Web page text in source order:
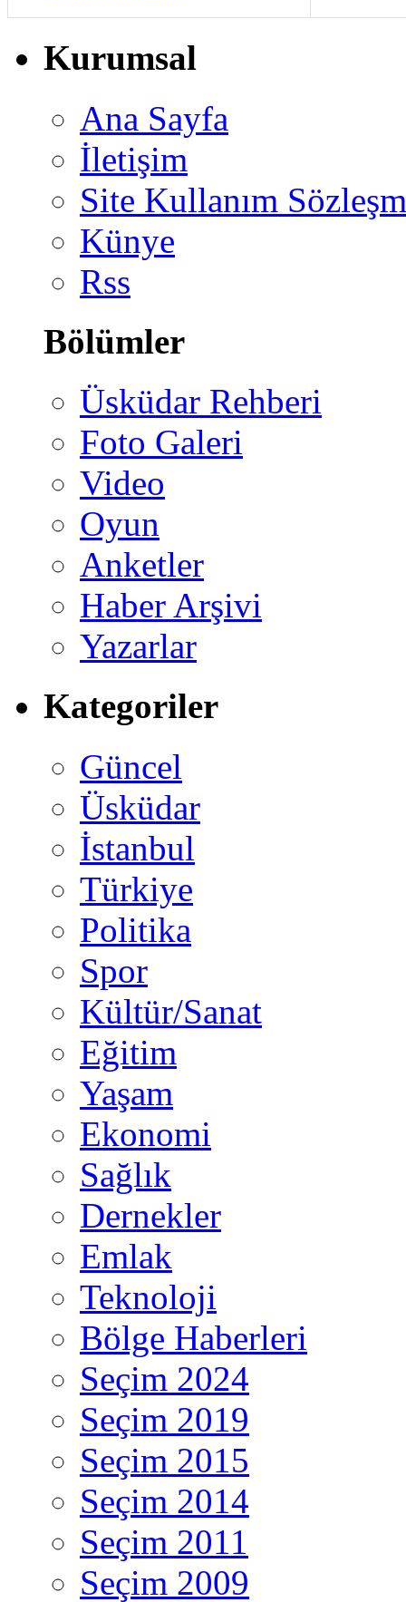
Kurumsal
Ana Sayfa
İletişim
Site Kullanım
Künye
Rss
Bölümler
Üsküdar Rehberi
Foto Galeri
Video
Oyun
Anketler
Haber Arşivi
Yazarlar
Kategoriler
Güncel
Üsküdar
İstanbul
Türkiye
Politika
Spor
Kültür/Sanat
Eğitim
Yaşam
Ekonomi
Sağlık
Dernekler
Emlak
Teknoloji
Bölge Haberleri
Seçim 2024
Seçim 2019
Seçim 2015
Seçim 2014
Seçim 2011
Seçim 2009